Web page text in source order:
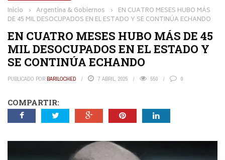
Inicio › Argentina & Gobiernos › EN CUATRO MESES HUBO MÁS
DE 45 MIL DESOCUPADOS EN EL ESTADO Y SE CONTINÚA ECHANDO
EN CUATRO MESES HUBO MÁS DE 45
MIL DESOCUPADOS EN EL ESTADO Y
SE CONTINÚA ECHANDO
PUBLICADO POR BARILOCHED 7 ABRIL, 2025 550 0
COMPARTIR: